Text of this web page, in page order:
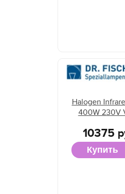
Halogen
400W 230V
10375
Купить